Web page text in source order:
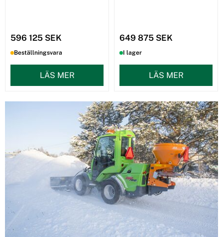
596 125 SEK
Beställningsvara
LÄS MER
649 875 SEK
I lager
LÄS MER